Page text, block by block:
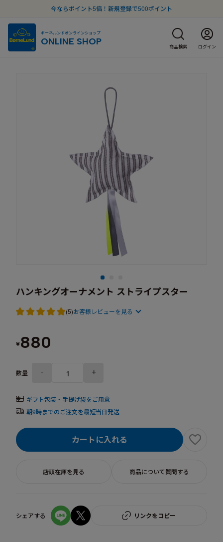
今ならポイント5倍！新規登録で500ポイント
ボーネルンドオンラインショップ
ONLINE SHOP 商品検索 ログイン
ハンキングオーナメント ストライプスター
(5)お客様レビューを見る
¥880
数量 - +
ギフト包装・手提げ袋をご用意
朝9時までのご注文を最短当日発送
カートに入れる
店頭在庫を見る 商品について質問する
シェアする リンクをコピー